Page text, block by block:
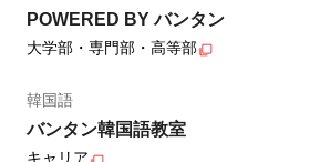
POWERED BY バンタン
大学部・専門部・高等部
韓国語
バンタン韓国語教室
キャリア